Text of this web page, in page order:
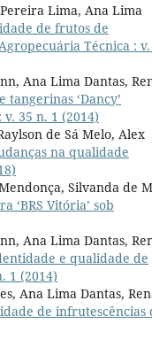
Lima, Ana Lima
de frutos de
Técnica : v.
Ana Lima Dantas,
tangerinas ‘Dancy’
35 n. 1 (2014)
de Sá Melo, Alex
na qualidade
Silvanda de
‘BRS Vitória’ sob
Ana Lima Dantas,
e qualidade de
1 (2014)
Ana Lima Dantas,
de infrutescências